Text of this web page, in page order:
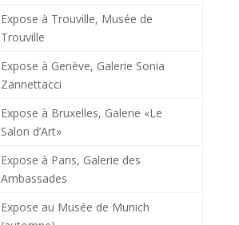
Expose à Trouville, Musée de
Trouville
Expose à Genève, Galerie Sonia
Zannettacci
Expose à Bruxelles, Galerie «Le
Salon d’Art»
Expose à Paris, Galerie des
Ambassades
Expose au Musée de Munich